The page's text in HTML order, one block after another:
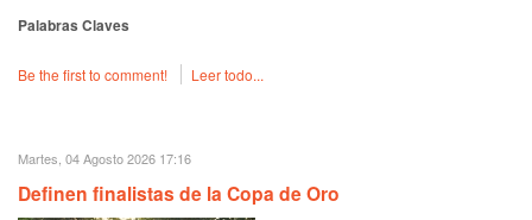
Palabras Claves
Be the first to comment! Leer todo...
Martes, 04 Agosto 2026 17:16
Definen finalistas de la Copa de Oro